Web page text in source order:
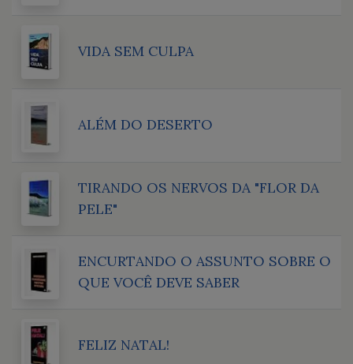
VIDA SEM CULPA
ALÉM DO DESERTO
TIRANDO OS NERVOS DA "FLOR DA
PELE"
ENCURTANDO O ASSUNTO SOBRE O
QUE VOCÊ DEVE SABER
FELIZ NATAL!